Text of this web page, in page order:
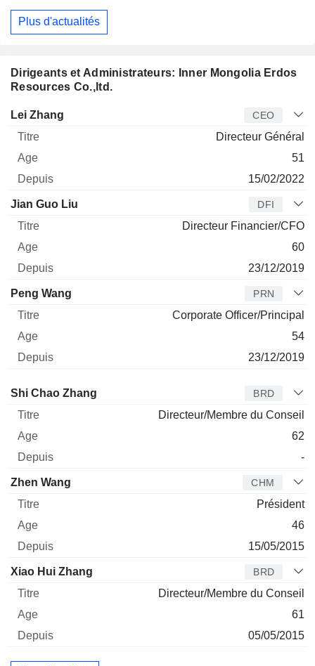
Plus d'actualités
Dirigeants et Administrateurs: Inner Mongolia Erdos
Resources Co.,ltd.
Dirigeant Titre
Lei Zhang CEO
Directeur Général
51
15/02/2022
Jian Guo Liu DFI
Directeur Financier/CFO
60
23/12/2019
Peng Wang PRN
Corporate Officer/Principal
54
23/12/2019
Administrateur Titre
Shi Chao Zhang BRD
Directeur/Membre du Conseil
62
-
Zhen Wang CHM
Président
46
15/05/2015
Xiao Hui Zhang BRD
Directeur/Membre du Conseil
61
05/05/2015